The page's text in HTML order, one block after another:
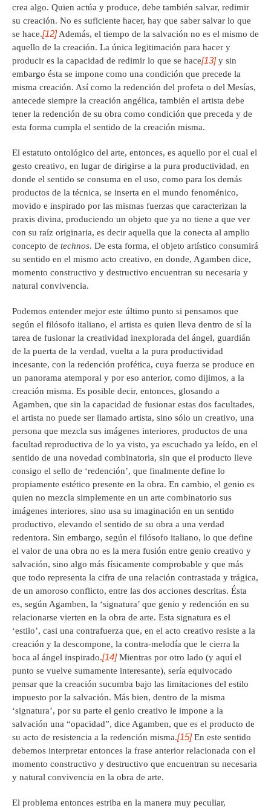
crea algo. Quien actúa y produce, debe también salvar, redimir
su creación. No es suficiente hacer, hay que saber salvar lo que
se hace.[12]Además, el tiempo de la salvación no es el mismo de
aquello de la creación. La única legitimación para hacer y
producir es la capacidad de redimir lo que se hace[13]y sin
embargo ésta se impone como una condición que precede la
misma creación. Así como la redención del profeta o del Mesías,
antecede siempre la creación angélica, también el artista debe
tener la redención de su obra como condición que preceda y de
esta forma cumpla el sentido de la creación misma.
El estatuto ontológico del arte, entonces, es aquello por el cual el
gesto creativo, en lugar de dirigirse a la pura productividad, en
donde el sentido se consuma en el uso, como para los demás
productos de la técnica, se inserta en el mundo fenoménico,
movido e inspirado por las mismas fuerzas que caracterizan la
praxis divina, produciendo un objeto que ya no tiene a que ver
con su raíz originaria, es decir aquella que la conecta al amplio
concepto de technos. De esta forma, el objeto artístico consumirá
su sentido en el mismo acto creativo, en donde, Agamben dice,
momento constructivo y destructivo encuentran su necesaria y
natural convivencia.
Podemos entender mejor este último punto si pensamos que
según el filósofo italiano, el artista es quien lleva dentro de sí la
tarea de fusionar la creatividad inexplorada del ángel, guardián
de la puerta de la verdad, vuelta a la pura productividad
incesante, con la redención profética, cuya fuerza se produce en
un panorama atemporal y por eso anterior, como dijimos, a la
creación misma. Es posible decir, entonces, glosando a
Agamben, que sin la capacidad de fusionar estas dos facultades,
el artista no puede ser llamado artista, sino sólo un creativo, una
persona que mezcla sus imágenes interiores, productos de una
facultad reproductiva de lo ya visto, ya escuchado ya leído, en el
sentido de una novedad combinatoria, sin que el producto lleve
consigo el sello de ‘redención’, que finalmente define lo
propiamente estético presente en la obra. En cambio, el genio es
quien no mezcla simplemente en un arte combinatorio sus
imágenes interiores, sino usa su imaginación en un sentido
productivo, elevando el sentido de su obra a una verdad
redentora. Sin embargo, según el filósofo italiano, lo que define
el valor de una obra no es la mera fusión entre genio creativo y
salvación, sino algo más físicamente comprobable y que más
que todo representa la cifra de una relación contrastada y trágica,
de un amoroso conflicto, entre las dos acciones descritas. Ésta
es, según Agamben, la ‘signatura’ que genio y redención en su
relacionarse vierten en la obra de arte. Esta signatura es el
‘estilo’, casi una contrafuerza que, en el acto creativo resiste a la
creación y la descompone, la contra-melodía que le cierra la
boca al ángel inspirado.[14]Mientras por otro lado (y aquí el
punto se vuelve sumamente interesante), sería equivocado
pensar que la creación sucumba bajo las limitaciones del estilo
impuesto por la salvación. Más bien, dentro de la misma
‘signatura’, por su parte el genio creativo le impone a la
salvación una “opacidad”, dice Agamben, que es el producto de
su acto de resistencia a la redención misma.[15]En este sentido
debemos interpretar entonces la frase anterior relacionada con el
momento constructivo y destructivo que encuentran su necesaria
y natural convivencia en la obra de arte.
El problema entonces estriba en la manera muy peculiar,